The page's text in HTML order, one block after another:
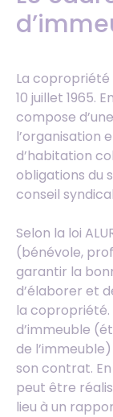
La
10 juillet 1965.
compose
l’organisation
d’habitation
obligations du
conseil
Selon la loi
(bénévole,
garantir la
d’élaborer et
la copropriété.
d’immeuble
de
son contrat.
peut être
lieu à un